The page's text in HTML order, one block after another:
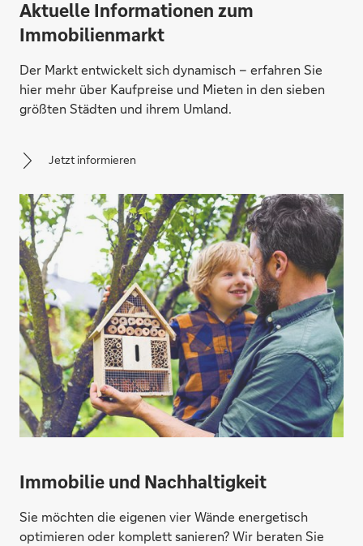
Aktuelle Informationen zum
Immobilienmarkt
Der Markt entwickelt sich dynamisch – erfahren Sie
hier mehr über Kaufpreise und Mieten in den sieben
größten Städten und ihrem Umland.
Jetzt informieren
Immobilie und Nachhaltigkeit
Sie möchten die eigenen vier Wände energetisch
optimieren oder komplett sanieren? Wir beraten Sie